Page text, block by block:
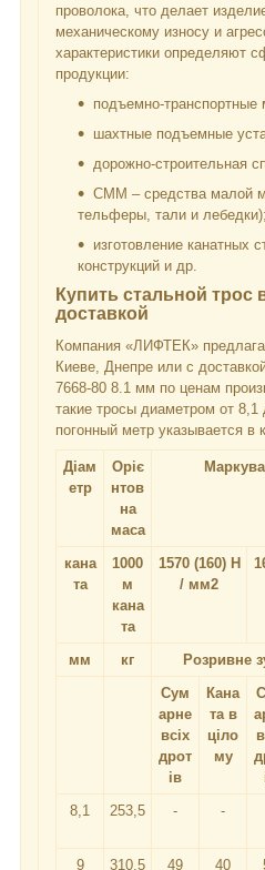
проволока, что делает
механическому износу и
характеристики определяют
продукции:
подъемно-
шахтные подъемные
дорожно-строительная
СММ – средства малой
тельферы, тали и лебедки);
изготовление канатных
конструкций и др.
Купить стальной трос
доставкой
Компания «ЛИФТЕК»
Киеве, Днепре или с
7668-80 8.1 мм по ценам
такие тросы диаметром от
погонный метр указывается в
Діам
етр
Оріє
нтов
на
маса
кана
та
1000
м
кана
та
1570 (160) Н
/ мм2
мм кг
Розривне
Сум
арне
всіх
дрот
ів
Кана
та в
ціло
му
8,1 253,5 - -
9
310,5 49 40